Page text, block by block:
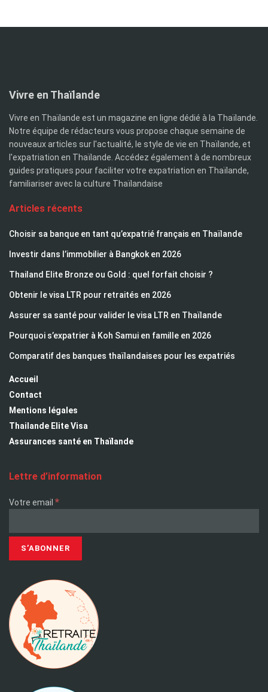
Vivre en Thaïlande
Vivre en Thaïlande est un magazine en ligne dédié à la Thaïlande.
Notre équipe de rédacteurs vous propose chaque semaine de
nouveaux articles sur l'actualité, le style de vie en Thaïlande, et
l'expatriation en Thaïlande. Accédez également à de nombreux
guides pratiques pour faciliter votre expatriation en Thaïlande,
familiariser avec la culture Thaïlandaise
Articles récents
Choisir sa banque en tant qu’expatrié français en Thaïlande
Investir dans l’immobilier à Bangkok en 2026
Thailand Elite Bronze ou Gold : quel forfait choisir ?
Obtenir le visa LTR pour retraités en 2026
Assurer sa santé pour valider le visa LTR en Thaïlande
Pourquoi s’expatrier à Koh Samui en famille en 2026
Comparatif des banques thaïlandaises pour les expatriés
Accueil
Contact
Mentions légales
Thailande Elite Visa
Assurances santé en Thaïlande
Lettre d’information
Votre email *